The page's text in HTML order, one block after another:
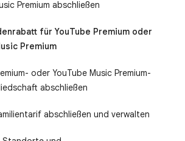
Premium abschließen
für YouTube Premium oder
Premium
oder YouTube Music Premium-
abschließen
abschließen und verwalten